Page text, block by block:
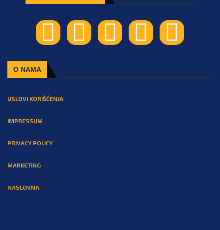
O NAMA
USLOVI KORIŠĆENJA
IMPRESSUM
PRIVACY POLICY
MARKETING
NASLOVNA